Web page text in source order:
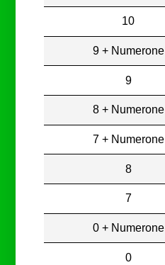
10
9 + Numerone
9
8 + Numerone
7 + Numerone
8
7
0 + Numerone
0